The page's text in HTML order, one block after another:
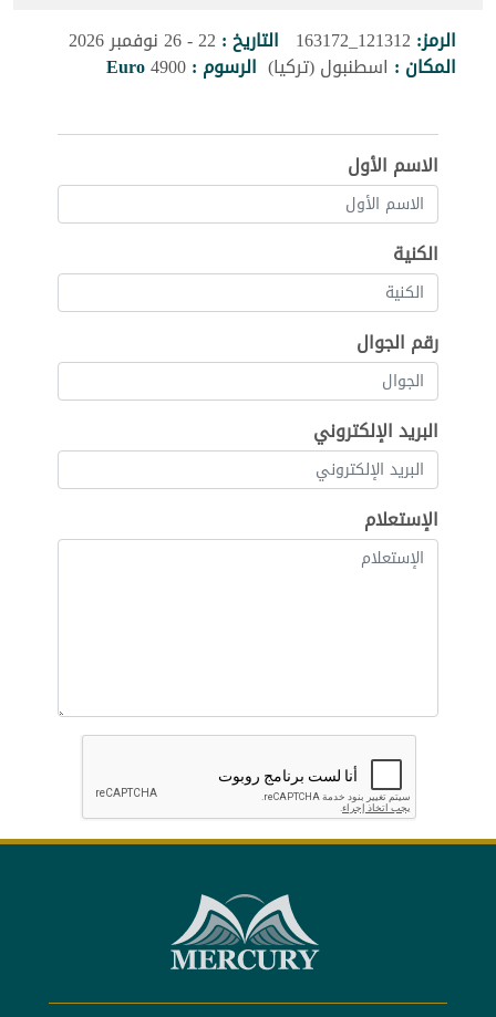
الرمز: 121312_163172 التاريخ : 22 - 26 نوفمبر 2026
المكان : اسطنبول (تركيا) الرسوم :4900
Euro
الاسم الأول
الكنية
رقم الجوال
البريد الإلكتروني
الإستعلام